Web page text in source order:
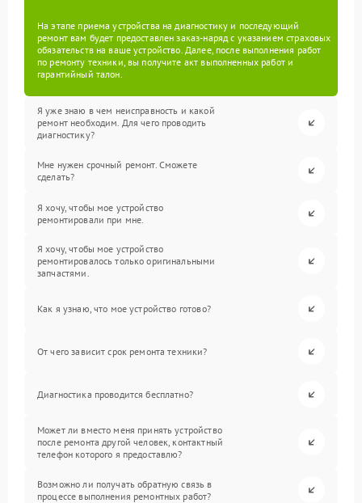
На этапе приема устройства на диагностику и последующий
ремонт вам будет предоставлен заказ-наряд с указанием страховых
обязательств на ваше устройство. Далее, после выполнения работ
по ремонту техники, вы получите акт выполненных работ и
гарантийный талон.
Я уже знаю в чем неисправность и какой
ремонт необходим. Для чего проводить
диагностику?
Мне нужен срочный ремонт. Сможете
сделать?
Я хочу, чтобы мое устройство
ремонтировали при мне.
Я хочу, чтобы мое устройство
ремонтировалось только оригинальными
запчастями.
Как я узнаю, что мое устройство готово?
От чего зависит срок ремонта техники?
Диагностика проводится бесплатно?
Может ли вместо меня принять устройство
после ремонта другой человек, контактный
телефон которого я предоставлю?
Возможно ли получать обратную связь в
процессе выполнения ремонтных работ?